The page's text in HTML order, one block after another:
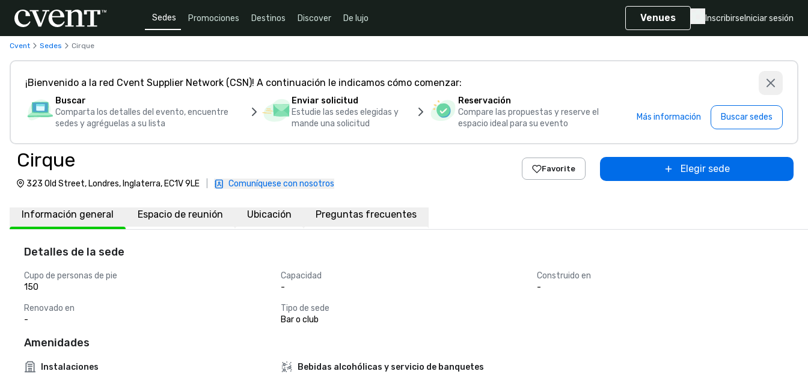
Sedes Promociones Destinos Discover De lujo Venues Inscribirse Iniciar sesión
Cvent Sedes Cirque
¡Bienvenido a la red Cvent Supplier Network (CSN)! A continuación le indicamos cómo comenzar:
Buscar
Comparta los detalles del evento, encuentre
sedes y agréguelas a su lista
Enviar solicitud
Estudie las sedes elegidas y
mande una solicitud
Reservación
Compare las propuestas y reserve el
espacio ideal para su evento
Más información Buscar sedes
Cirque
323 Old Street, Londres, Inglaterra, EC1V 9LE Comuníquese con nosotros
Favorite Elegir sede
Información general Espacio de reunión Ubicación Preguntas frecuentes
Detalles de la sede
Cupo de personas de pie
150
Capacidad
-
Construido en
-
Renovado en
-
Tipo de sede
Bar o club
Amenidades
Instalaciones
Bebidas alcohólicas y servicio de banquetes